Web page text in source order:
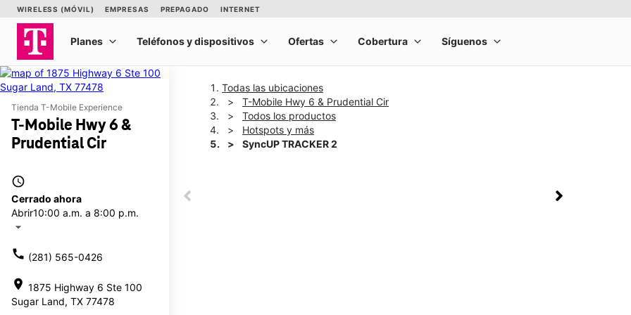
Tienda T-Mobile Experience
T-Mobile Hwy 6 &
Prudential Cir
access_time
Cerrado ahora
Abrir10:00 a.m. a 8:00 p.m.
arrow_drop_down
call (281) 565-0426
location_on 1875 Highway 6 Ste 100
Sugar Land, TX 77478
Todas las ubicaciones
T-Mobile Hwy 6 & Prudential Cir
Todos los productos
Hotspots y más
SyncUP TRACKER 2
This carousel shows one large product image at a time. Use the Previous and Next buttons